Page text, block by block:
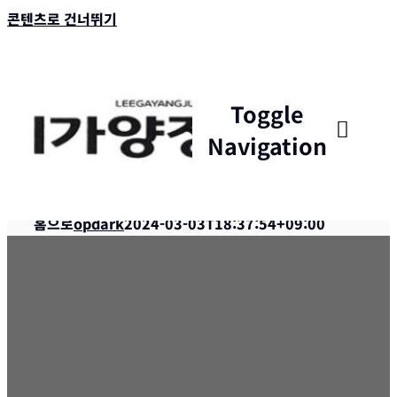
콘텐츠로 건너뛰기
Toggle
Navigation
홈으로opdark2024-03-03T18:37:54+09:00